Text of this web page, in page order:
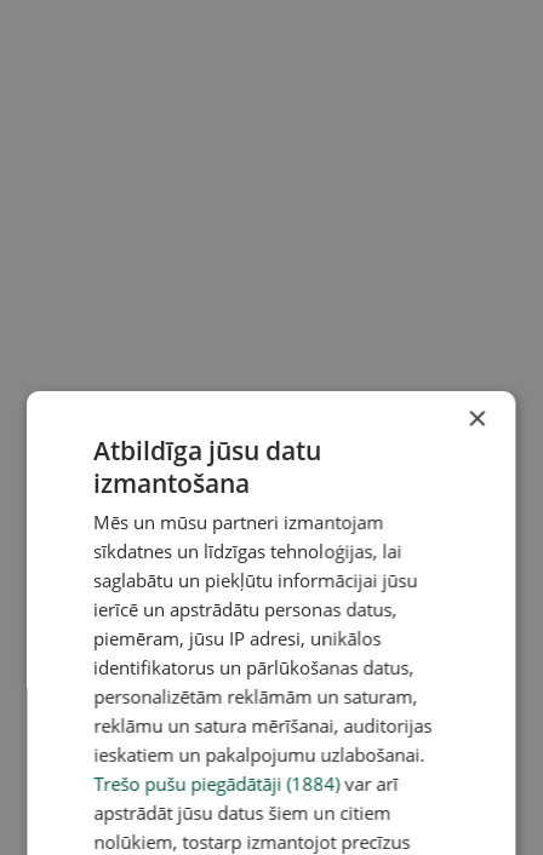
×
Atbildīga jūsu datu
izmantošana
Mēs un mūsu partneri izmantojam
sīkdatnes un līdzīgas tehnoloģijas, lai
saglabātu un piekļūtu informācijai jūsu
ierīcē un apstrādātu personas datus,
piemēram, jūsu IP adresi, unikālos
identifikatorus un pārlūkošanas datus,
personalizētām reklāmām un saturam,
reklāmu un satura mērīšanai, auditorijas
ieskatiem un pakalpojumu uzlabošanai.
Trešo pušu piegādātāji (1884)var arī
apstrādāt jūsu datus šiem un citiem
nolūkiem, tostarp izmantojot precīzus